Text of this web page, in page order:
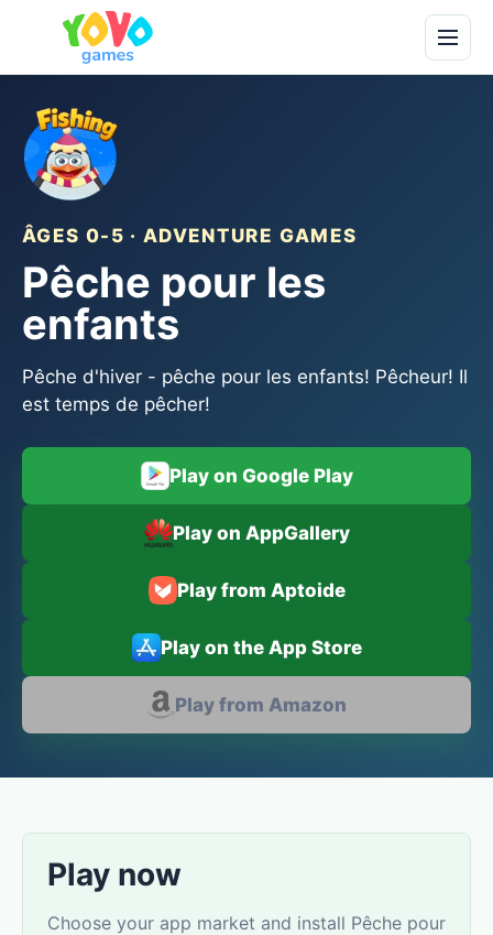
ÂGES 0-5 · ADVENTURE GAMES
Pêche pour les
enfants
Pêche d'hiver - pêche pour les enfants! Pêcheur! Il
est temps de pêcher!
Play on Google Play
Play on AppGallery
Play from Aptoide
Play on the App Store
Play from Amazon
Play now
Choose your app market and install Pêche pour